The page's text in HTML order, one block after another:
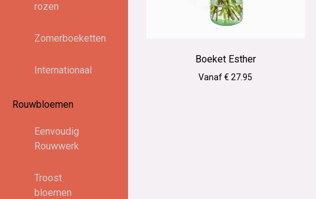
rozen
Zomerboeketten
Internationaal
Rouwbloemen
Eenvoudig
Rouwwerk
Troost
bloemen
Boeket Esther
Vanaf € 27.95